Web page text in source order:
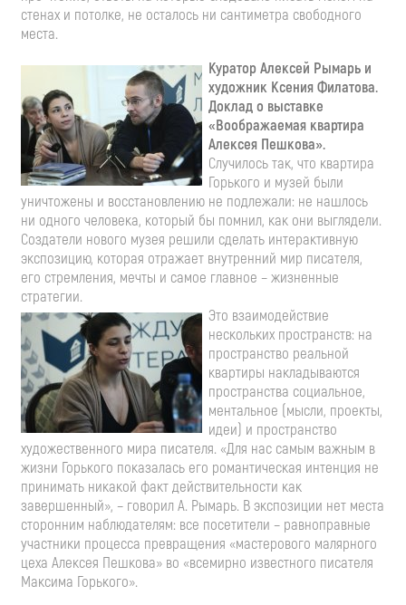
стенах и потолке, не осталось ни сантиметра свободного
места.
Куратор Алексей Рымарь и
художник Ксения Филатова.
Доклад о выставке
«Воображаемая квартира
Алексея Пешкова».
Случилось так, что квартира
Горького и музей были
уничтожены и восстановлению не подлежали: не нашлось
ни одного человека, который бы помнил, как они выглядели.
Создатели нового музея решили сделать интерактивную
экспозицию, которая отражает внутренний мир писателя,
его стремления, мечты и самое главное – жизненные
стратегии.
Это взаимодействие
нескольких пространств: на
пространство реальной
квартиры накладываются
пространства социальное,
ментальное (мысли, проекты,
идеи) и пространство
художественного мира писателя. «Для нас самым важным в
жизни Горького показалась его романтическая интенция не
принимать никакой факт действительности как
завершенный», – говорил А. Рымарь. В экспозиции нет места
сторонним наблюдателям: все посетители – равноправные
участники процесса превращения «мастерового малярного
цеха Алексея Пешкова» во «всемирно известного писателя
Максима Горького».